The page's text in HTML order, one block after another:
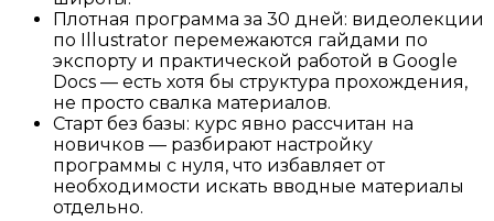
Плотная программа за 30 дней: видеолекции
по Illustrator перемежаются гайдами по
экспорту и практической работой в Google
Docs — есть хотя бы структура прохождения,
не просто свалка материалов.
Старт без базы: курс явно рассчитан на
новичков — разбирают настройку
программы с нуля, что избавляет от
необходимости искать вводные материалы
отдельно.